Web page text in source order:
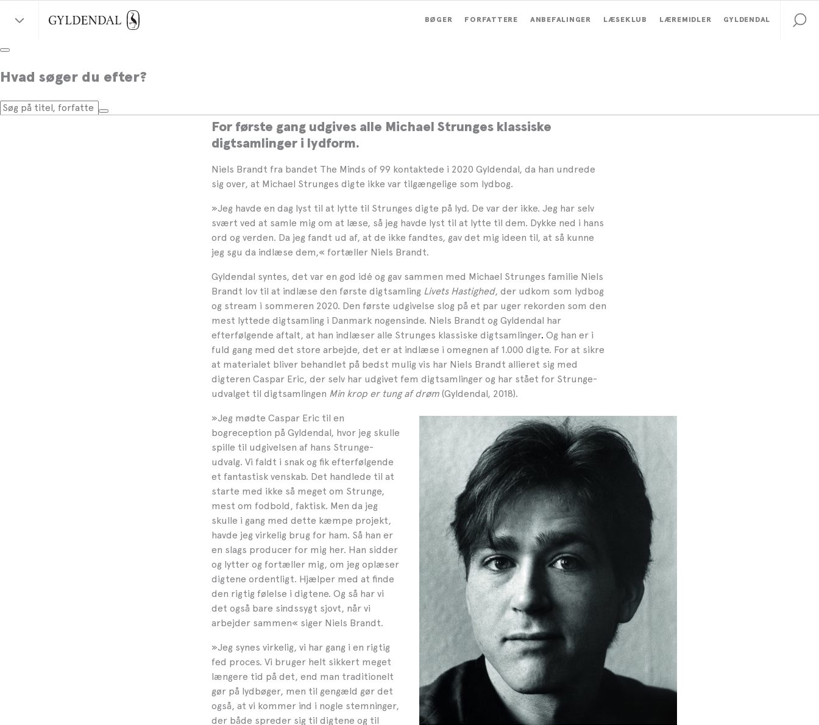
BØGER FORFATTERE ANBEFALINGER LÆSEKLUB LÆREMIDLER GYLDENDAL
Hvad søger du efter?
For første gang udgives alle Michael Strunges klassiske
digtsamlinger i lydform.
Niels Brandt fra bandet The Minds of 99 kontaktede i 2020 Gyldendal, da han undrede
sig over, at Michael Strunges digte ikke var tilgængelige som lydbog.
»Jeg havde en dag lyst til at lytte til Strunges digte på lyd. De var der ikke. Jeg har selv
svært ved at samle mig om at læse, så jeg havde lyst til at lytte til dem. Dykke ned i hans
ord og verden. Da jeg fandt ud af, at de ikke fandtes, gav det mig ideen til, at så kunne
jeg sgu da indlæse dem,« fortæller Niels Brandt.
Gyldendal syntes, det var en god idé og gav sammen med Michael Strunges familie Niels
Brandt lov til at indlæse den første digtsamling Livets Hastighed, der udkom som lydbog
og stream i sommeren 2020. Den første udgivelse slog på et par uger rekorden som den
mest lyttede digtsamling i Danmark nogensinde. Niels Brandt og Gyldendal har
efterfølgende aftalt, at han indlæser alle Strunges klassiske digtsamlinger. Og han er i
fuld gang med det store arbejde, det er at indlæse i omegnen af 1.000 digte. For at sikre
at materialet bliver behandlet på bedst mulig vis har Niels Brandt allieret sig med
digteren Caspar Eric, der selv har udgivet fem digtsamlinger og har stået for Strunge-
udvalget til digtsamlingen Min krop er tung af drøm(Gyldendal, 2018).
»Jeg mødte Caspar Eric til en
bogreception på Gyldendal, hvor jeg skulle
spille til udgivelsen af hans Strunge-
udvalg. Vi faldt i snak og fik efterfølgende
et fantastisk venskab. Det handlede til at
starte med ikke så meget om Strunge,
mest om fodbold, faktisk. Men da jeg
skulle i gang med dette kæmpe projekt,
havde jeg virkelig brug for ham. Så han er
en slags producer for mig her. Han sidder
og lytter og fortæller mig, om jeg oplæser
digtene ordentligt. Hjælper med at finde
den rigtig følelse i digtene. Og så har vi
det også bare sindssygt sjovt, når vi
arbejder sammen« siger Niels Brandt.
»Jeg synes virkelig, vi har gang i en rigtig
fed proces. Vi bruger helt sikkert meget
længere tid på det, end man traditionelt
gør på lydbøger, men til gengæld gør det
også, at vi kommer ind i nogle stemninger,
der både spreder sig til digtene og til